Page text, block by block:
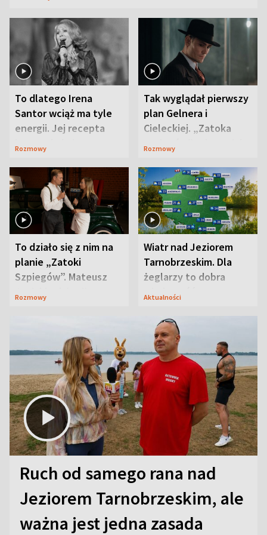
To dlatego Irena
Santor wciąż ma tyle
energii. Jej recepta
jest zaskakująco
Rozmowy
Tak wyglądał pierwszy
plan Gelnera i
Cieleckiej. „Zatoka
szpiegów” od razu ich
Rozmowy
To działo się z nim na
planie „Zatoki
Szpiegów”. Mateusz
Janicki odsłonił
Rozmowy
Wiatr nad Jeziorem
Tarnobrzeskim. Dla
żeglarzy to dobra
wiadomość
Aktualności
Ruch od samego rana nad
Jeziorem Tarnobrzeskim, ale
ważna jest jedna zasada